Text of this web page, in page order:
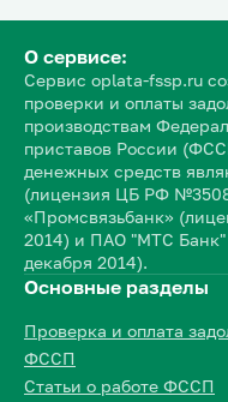
О сервисе:
Сервис oplata-fssp.ru
проверки и оплаты
производствам
приставов России
денежных средств
(лицензия ЦБ РФ
«Промсвязьбанк»
2014) и ПАО "МТС
декабря 2014).
Основные разделы
Проверка и оплата
ФССП
Статьи о работе ФССП